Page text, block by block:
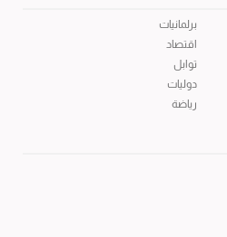
برلمانيات
اقتصاد
توابل
دوليات
رياضة